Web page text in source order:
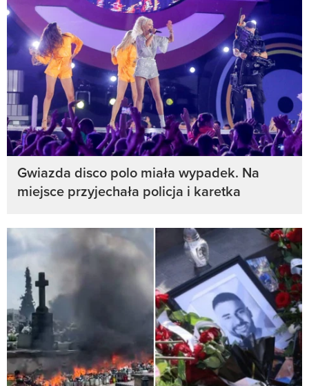
Gwiazda disco polo miała wypadek. Na
miejsce przyjechała policja i karetka